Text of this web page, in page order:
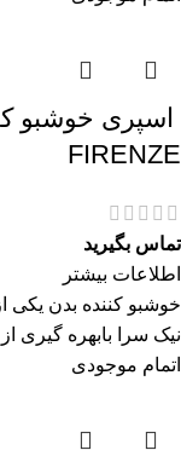
اسپری خوشبو
FIRENZE
تماس بگیرید
اطلاعات بیشتر
خوشبو کننده بدن
نیک سرا بابهره گیری از
اتمام موجودی